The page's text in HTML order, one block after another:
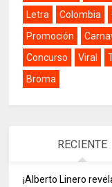
Letra
Colombia
Promoción
Concurso
Viral
Broma
RECIENTE
¡Alberto Linero